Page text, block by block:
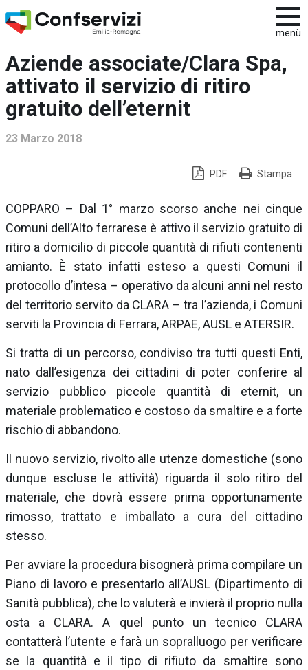
menù
Aziende associate/Clara Spa,
attivato il servizio di ritiro
gratuito dell’eternit
23 Marzo 2018
PDF Stampa
COPPARO – Dal 1° marzo scorso anche nei cinque
Comuni dell’Alto ferrarese è attivo il servizio gratuito di
ritiro a domicilio di piccole quantità di rifiuti contenenti
amianto. È stato infatti esteso a questi Comuni il
protocollo d’intesa – operativo da alcuni anni nel resto
del territorio servito da CLARA – tra l’azienda, i Comuni
serviti la Provincia di Ferrara, ARPAE, AUSL e ATERSIR.
Si tratta di un percorso, condiviso tra tutti questi Enti,
nato dall’esigenza dei cittadini di poter conferire al
servizio pubblico piccole quantità di eternit, un
materiale problematico e costoso da smaltire e a forte
rischio di abbandono.
Il nuovo servizio, rivolto alle utenze domestiche (sono
dunque escluse le attività) riguarda il solo ritiro del
materiale, che dovrà essere prima opportunamente
rimosso, trattato e imballato a cura del cittadino
stesso.
Per avviare la procedura bisognerà prima compilare un
Piano di lavoro e presentarlo all’AUSL (Dipartimento di
Sanità pubblica), che lo valuterà e invierà il proprio nulla
osta a CLARA. A quel punto un tecnico CLARA
contatterà l’utente e farà un sopralluogo per verificare
se la quantità e il tipo di rifiuto da smaltire sono